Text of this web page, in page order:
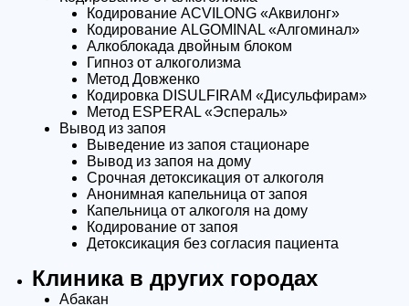
Кодирование ACVILONG «Аквилонг»
Кодирование ALGOMINAL «Алгоминал»
Алкоблокада двойным блоком
Гипноз от алкоголизма
Метод Довженко
Кодировка DISULFIRAM «Дисульфирам»
Метод ESPERAL «Эспераль»
Вывод из запоя
Выведение из запоя стационаре
Вывод из запоя на дому
Срочная детоксикация от алкоголя
Анонимная капельница от запоя
Капельница от алкоголя на дому
Кодирование от запоя
Детоксикация без согласия пациента
Клиника в других городах
Абакан
Нажимая кнопку 'Отправить резюме' вы соглашаетесь
политикой конфеденциальностиданного сайта